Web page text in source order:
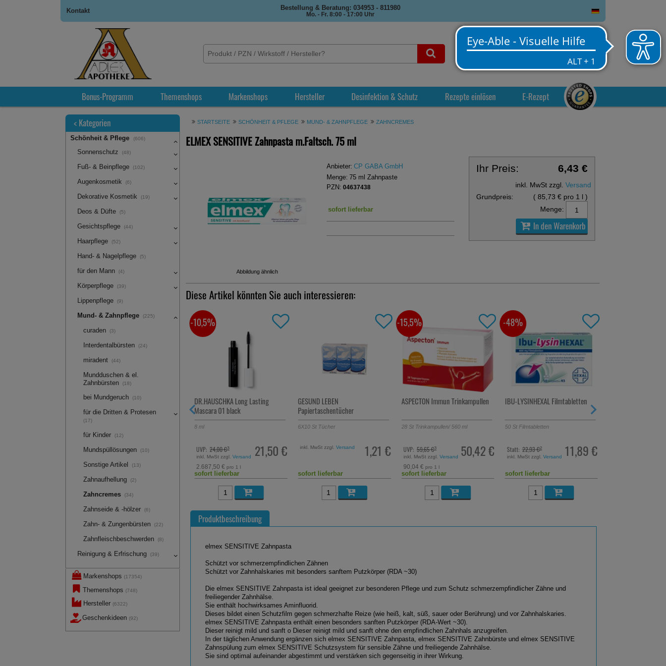
0
Warenkorb
Kontakt Bestellung & Beratung: 034953 - 811980
Mo. - Fr. 8:00 - 17:00 Uhr
Bonus-Programm Themenshops Markenshops Hersteller Desinfektion & Schutz Rezepte einlösen E-Rezept
STARTSEITE SCHÖNHEIT & PFLEGE MUND- & ZAHNPFLEGE ZAHNCREMES
ELMEX SENSITIVE Zahnpasta m.Faltsch.75 ml
Abbildung ähnlich
Anbieter: CP GABA GmbH
Menge: 75 ml Zahnpaste
PZN: 04637438
sofort lieferbar
Ihr Preis: 6,43 €
inkl. MwSt zzgl.Versand
Grundpreis:
( 85,73 € pro 1 l)
Menge:
In den Warenkorb
Diese Artikel könnten Sie auch interessieren:
EUCERIN Anti-Pigment Teint
perfektionierend.Serum
UVP: 41,95 €³
1.156,33 €pro 1 l
-17,5%
DR.HAUSCHKA Long Lasting
Mascara 01 black
8 ml
21,50 €
UVP: 24,00 €³
inkl. MwSt zzgl.Versand
2.687,50 € pro 1 l
-10,5%
sofort lieferbar
GESUND LEBEN
Papiertaschentücher
6X10 St Tücher
1,21 €
inkl. MwSt zzgl.Versand
sofort lieferbar
ASPECTON Immun Trinkampullen
28St Trinkampullen/ 560 ml
50,42 €
UVP: 59,65 €³
inkl. MwSt zzgl. Versand
90,04 € pro 1 l
-15,5%
sofort lieferbar
IBU-LYSINHEXAL Filmtabletten
50St Filmtabletten
11,89 €
Statt: 22,93 €²
inkl. MwSt zzgl. Versand
-48%
sofort lieferbar
Produktbeschreibung
elmex SENSITIVE Zahnpasta
Schützt vor schmerzempfindlichen Zähnen
Schützt vor Zahnhalskaries mit besonders sanftem Putzkörper (RDA ~30)
Die elmex SENSITIVE Zahnpasta ist ideal geeignet zur besonderen Pflege und zum Schutz schmerzempfindlicher Zähne und
freiliegender Zahnhälse.
Sie enthält hochwirksames Aminfluorid.
Dieses bildet einen Schutzfilm gegen schmerzhafte Reize (wie heiß, kalt, süß, sauer oder Berührung) und vor Zahnhalskaries.
elmex SENSITIVE Zahnpasta enthält einen besonders sanften Putzkörper (RDA-Wert ~30).
Dieser reinigt mild und sanft oDieser reinigt mild und sanft ohne den empfindlichen Zahnhals anzugreifen.
In der täglichen Anwendung ergänzen sich elmex SENSITIVE Zahnpasta, elmex SENSITIVE Zahnbürste und elmex SENSITIVE
Zahnspülung zum elmex SENSITIVE Schutzsystem für sensible Zähne und freiliegende Zahnhälse.
Sie sind optimal aufeinander abgestimmt und verstärken sich gegenseitig in ihrer Wirkung.
< Kategorien
Schönheit & Pflege (606)
Sonnenschutz (48)
Fuß- & Beinpflege (102)
Augenkosmetik (6)
Dekorative Kosmetik (19)
Deos & Düfte (5)
Gesichtspflege (44)
Haarpflege (52)
Hand- & Nagelpflege (5)
für den Mann (4)
Körperpflege (39)
Lippenpflege (9)
Mund- & Zahnpflege (225)
curaden (3)
Interdentalbürsten (24)
miradent (44)
Mundduschen & el.
Zahnbürsten
(18)
bei Mundgeruch (10)
für die Dritten & Protesen
(17)
für Kinder (12)
Mundspüllösungen (10)
Sonstige Artikel (13)
Zahnaufhellung (2)
Zahncremes (34)
Zahnseide & -hölzer (6)
Zahn- & Zungenbürsten (22)
Zahnfleischbeschwerden (8)
Reinigung & Erfrischung (39)
Markenshops (17354)
Themenshops (748)
Hersteller (6322)
Geschenkideen (92)